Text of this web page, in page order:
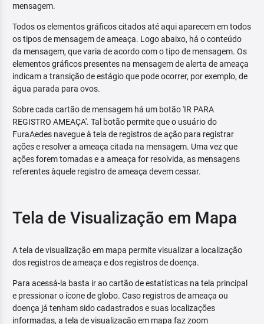
mensagem.
Todos os elementos gráficos citados até aqui aparecem em todos
os tipos de mensagem de ameaça. Logo abaixo, há o conteúdo
da mensagem, que varia de acordo com o tipo de mensagem. Os
elementos gráficos presentes na mensagem de alerta de ameaça
indicam a transição de estágio que pode ocorrer, por exemplo, de
água parada para ovos.
Sobre cada cartão de mensagem há um botão 'IR PARA
REGISTRO AMEAÇA'. Tal botão permite que o usuário do
FuraAedes navegue à tela de registros de ação para registrar
ações e resolver a ameaça citada na mensagem. Uma vez que
ações forem tomadas e a ameaça for resolvida, as mensagens
referentes àquele registro de ameaça devem cessar.
Tela de Visualização em Mapa
A tela de visualização em mapa permite visualizar a localização
dos registros de ameaça e dos registros de doença.
Para acessá-la basta ir ao cartão de estatísticas na tela principal
e pressionar o ícone de globo. Caso registros de ameaça ou
doença já tenham sido cadastrados e suas localizações
informadas, a tela de visualização em mapa faz zoom